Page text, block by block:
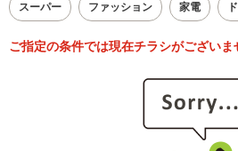
スーパー ファッション 家電
ご指定の条件では現在チラシがございま